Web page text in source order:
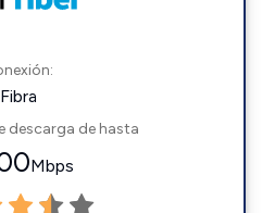
Fibra
descarga de hasta
Mbps